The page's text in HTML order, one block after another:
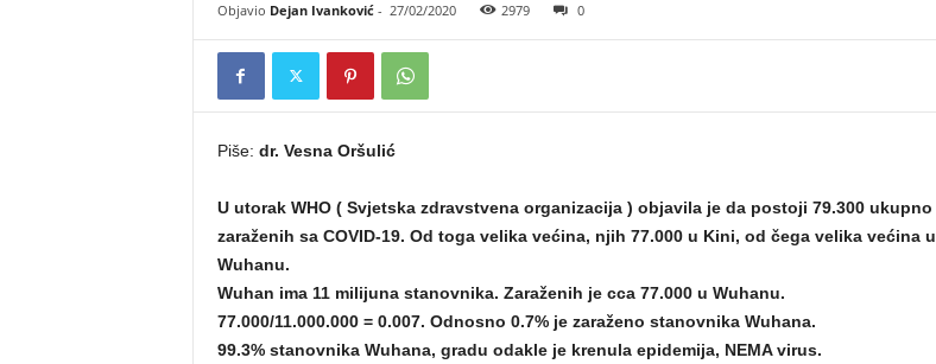
Objavio Dejan Ivanković- 27/02/2020 2979 0
Piše: dr. Vesna Oršulić
U utorak WHO ( Svjetska zdravstvena organizacija ) objavila je da postoji 79.300 ukupno
zaraženih sa COVID-19. Od toga velika većina, njih 77.000 u Kini, od čega velika većina u
Wuhanu.
Wuhan ima 11 milijuna stanovnika. Zaraženih je cca 77.000 u Wuhanu.
77.000/11.000.000 = 0.007. Odnosno 0.7% je zaraženo stanovnika Wuhana.
99.3% stanovnika Wuhana, gradu odakle je krenula epidemija, NEMA virus.